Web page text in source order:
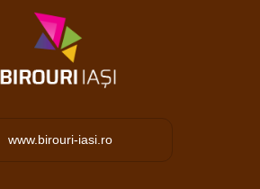
www.birouri-iasi.ro